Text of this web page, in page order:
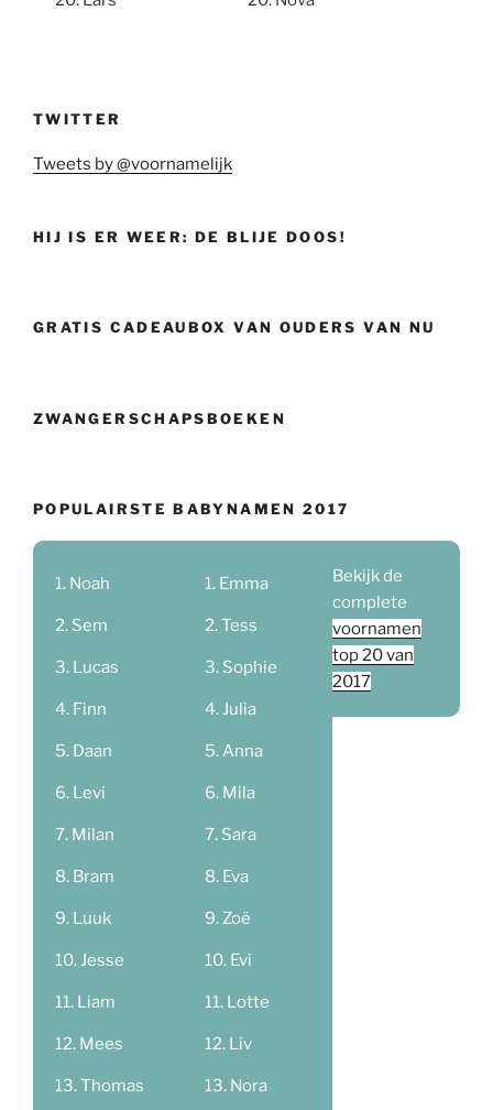
TWITTER
Tweets by @voornamelijk
HIJ IS ER WEER: DE BLIJE DOOS!
GRATIS CADEAUBOX VAN OUDERS VAN NU
ZWANGERSCHAPSBOEKEN
POPULAIRSTE BABYNAMEN 2017
Noah
Sem
Lucas
Finn
Daan
Levi
Milan
Bram
Luuk
Jesse
Liam
Mees
Thomas
Emma
Tess
Sophie
Julia
Anna
Mila
Sara
Eva
Zoë
Evi
Lotte
Liv
Nora
Bekijk de
complete
voornamen
top 20 van
2017